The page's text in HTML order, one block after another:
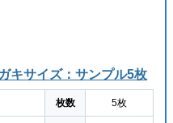
キサイズ：サンプル5枚
枚数 5枚